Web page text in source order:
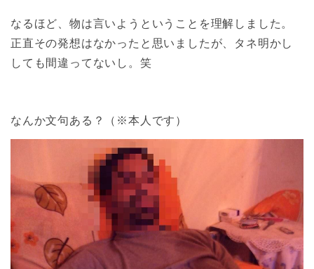
なるほど、物は言いようということを理解しました。
正直その発想はなかったと思いましたが、タネ明かし
しても間違ってないし。笑
なんか文句ある？（※本人です）